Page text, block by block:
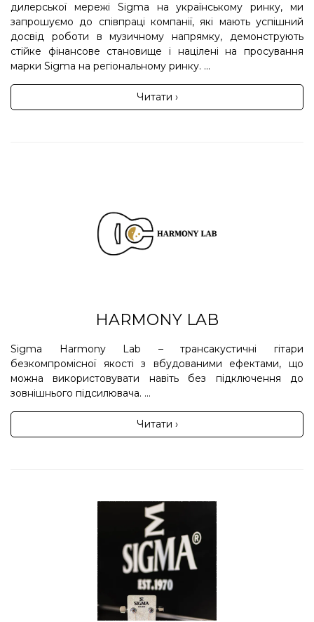
дилерської мережі Sigma на українському ринку, ми
запрошуємо до співпраці компанії, які мають успішний
досвід роботи в музичному напрямку, демонструють
стійке фінансове становище і націлені на просування
марки Sigma на регіональному ринку. ...
Читати ›
HARMONY LAB
Sigma Harmony Lab – трансакустичні гітари
безкомпромісної якості з вбудованими ефектами, що
можна використовувати навіть без підключення до
зовнішнього підсилювача. ...
Читати ›